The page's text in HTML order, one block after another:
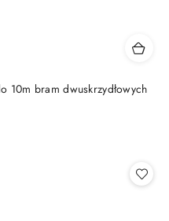
10m bram dwuskrzydłowych